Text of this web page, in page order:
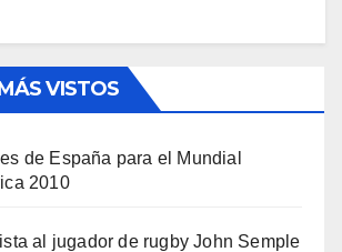
VISTOS
de España para el Mundial
2010
al jugador de rugby John Semple